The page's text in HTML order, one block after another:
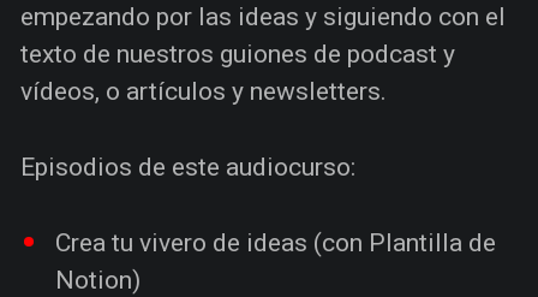
empezando por las ideas y siguiendo con el
texto de nuestros guiones de podcast y
vídeos, o artículos y newsletters.
Episodios de este audiocurso:
Crea tu vivero de ideas (con Plantilla de
Notion)